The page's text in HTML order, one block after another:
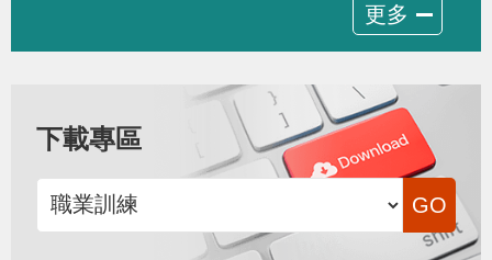
更多
下載專區